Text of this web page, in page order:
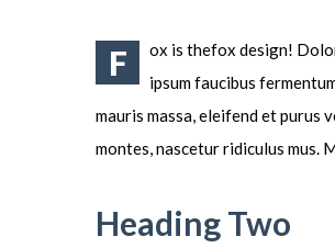
F
ox is thefox design!
ipsum faucibus
mauris massa, eleifend et purus
montes, nascetur ridiculus mus.
Heading Two